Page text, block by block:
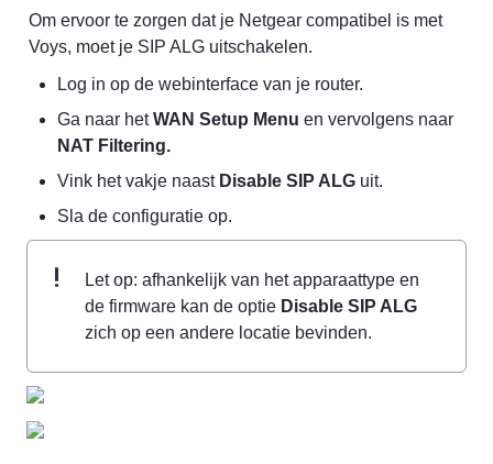
Om ervoor te zorgen dat je Netgear compatibel is met
Voys, moet je SIP ALG uitschakelen.
Log in op de webinterface van je router.
Ga naar het WAN Setup Menu
NAT Filtering.
Vink het vakje naast Disable SIP ALG uit.
Sla de configuratie op.
Let op: afhankelijk van het apparaattype en
de firmware kan de optie Disable SIP ALG
zich op een andere locatie bevinden.